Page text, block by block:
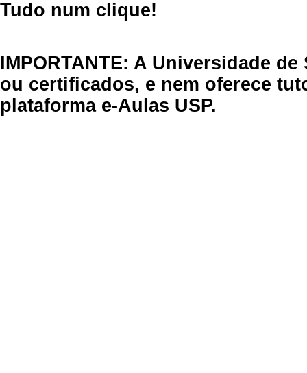
Tudo num clique!
IMPORTANTE: A Universidade
ou certificados, e nem oferece
plataforma e-Aulas USP.